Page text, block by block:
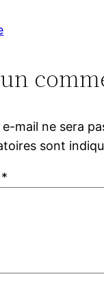
mail ne sera
sont
*